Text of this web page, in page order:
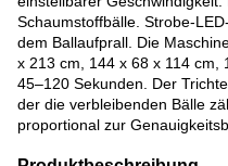
Schaumstoffbälle. Strobe-
dem Ballaufprall. Die
x 213 cm, 144 x 68 x 114 cm,
45–120 Sekunden. Der
der die verbleibenden Bälle
proportional zur